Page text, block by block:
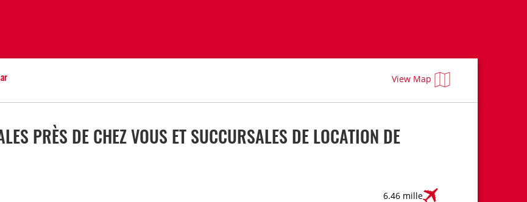
View Map
PRÈS DE CHEZ VOUS ET SUCCURSALES DE LOCATION DE
6.46 mille